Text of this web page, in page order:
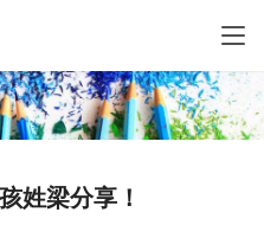
姓梁分享！